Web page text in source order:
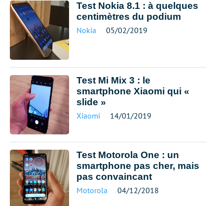
Test Nokia 8.1 : à quelques
centimètres du podium
Nokia 05/02/2019
Test Mi Mix 3 : le
smartphone Xiaomi qui «
slide »
Xiaomi 14/01/2019
Test Motorola One : un
smartphone pas cher, mais
pas convaincant
Motorola 04/12/2018